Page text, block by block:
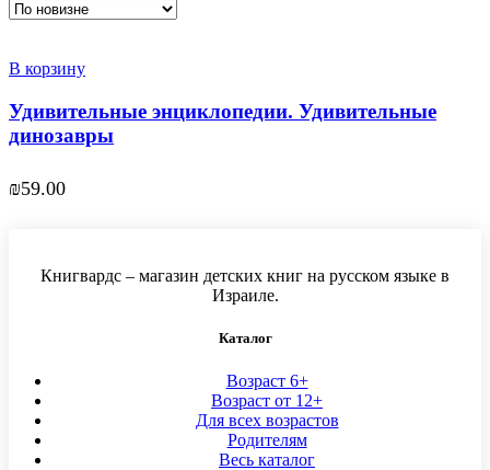
В корзину
Удивительные энциклопедии. Удивительные
динозавры
₪59.00
Книгвардс – магазин детских книг на русском языке в
Израиле.
Каталог
Возраст 6+
Возраст от 12+
Для всех возрастов
Родителям
Весь каталог